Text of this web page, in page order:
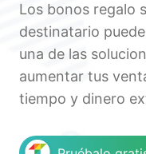
Los bonos regalo
destinatario
una de las
aumentar tus
tiempo y dinero